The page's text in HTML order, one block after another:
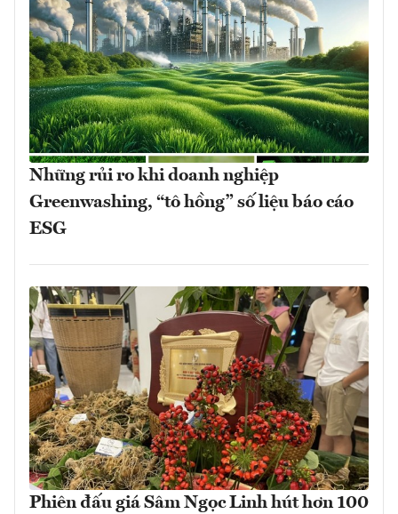
Những rủi ro khi doanh nghiệp
Greenwashing, “tô hồng” số liệu báo cáo
ESG
Phiên đấu giá Sâm Ngọc Linh hút hơn 100